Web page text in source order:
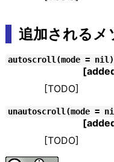
追加されるメ
autoscroll(mode = nil)
[TODO]
unautoscroll(mode =
[TODO]